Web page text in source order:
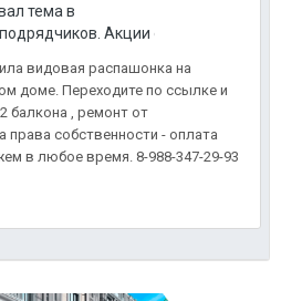
тема в
Акции от
видовая распашонка на
доме. Переходите по ссылке и
балкона , ремонт от
права собственности - оплата
в любое время. 8-988-347-29-93